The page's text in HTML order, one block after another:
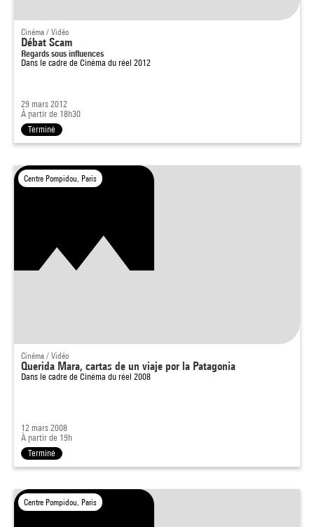
Cinéma / Vidéo
Débat Scam
Regards sous influences
Dans le cadre de Cinéma du réel 2012
29 mars 2012
À partir de 18h30
Terminé
Centre Pompidou, Paris
Cinéma / Vidéo
Querida Mara, cartas de un viaje por la Patagonia
Dans le cadre de Cinéma du réel 2008
12 mars 2008
À partir de 19h
Terminé
Centre Pompidou, Paris